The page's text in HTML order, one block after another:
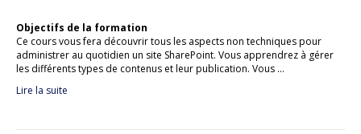
Objectifs de la formation
Ce cours vous fera découvrir tous les aspects non techniques pour
administrer au quotidien un site SharePoint. Vous apprendrez à gérer
les différents types de contenus et leur publication. Vous …
Lire la suite